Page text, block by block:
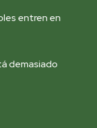
entren en
demasiado